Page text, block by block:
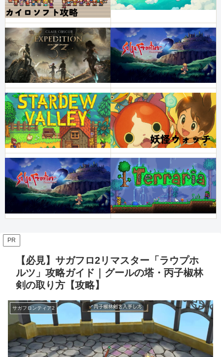
PR
【必見】サガフロ2リマスター「ラウプホ
ルツ」攻略ガイド｜グールの塔・丙子椒林
剣の取り方【攻略】
サガフロンティア2